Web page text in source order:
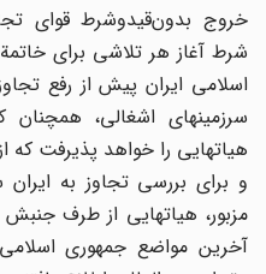
خروج بدون‌قیدوشرط قوای
شرط آغاز هر تلاشی برای
اسلامی ایران پیش از رفع
سرزمینهای اشغالی، همچنان
هیاتهایی را خواهد پذیرفت که
مزبور، هیاتهایی از طرف جنبش
آخرین مواضع جمهوری اسلامی